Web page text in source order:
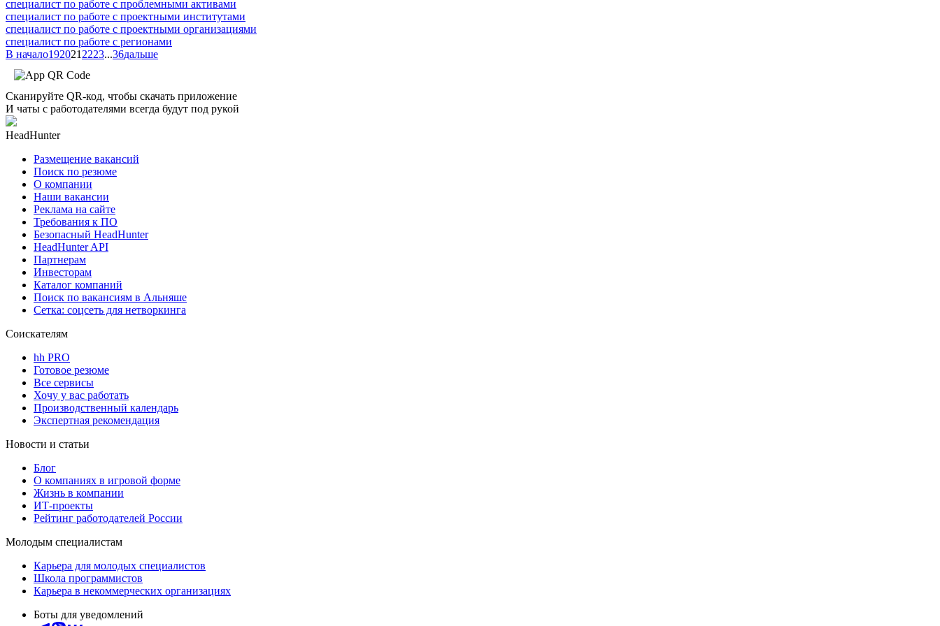
специалист по работе с проблемными активами
специалист по работе с проектными институтами
специалист по работе с проектными организациями
специалист по работе с регионами
В начало192021 2223...36дальше
Сканируйте QR-код, чтобы скачать приложение
И чаты с работодателями всегда будут под рукой
HeadHunter
Размещение вакансий
Поиск по резюме
О компании
Наши вакансии
Реклама на сайте
Требования к ПО
Безопасный HeadHunter
HeadHunter API
Партнерам
Инвесторам
Каталог компаний
Поиск по вакансиям в Альняше
Сетка: соцсеть для нетворкинга
Соискателям
hh PRO
Готовое резюме
Все сервисы
Хочу у вас работать
Производственный календарь
Экспертная рекомендация
Новости и статьи
Блог
О компаниях в игровой форме
Жизнь в компании
ИТ-проекты
Рейтинг работодателей России
Молодым специалистам
Карьера для молодых специалистов
Школа программистов
Карьера в некоммерческих организациях
Боты для уведомлений